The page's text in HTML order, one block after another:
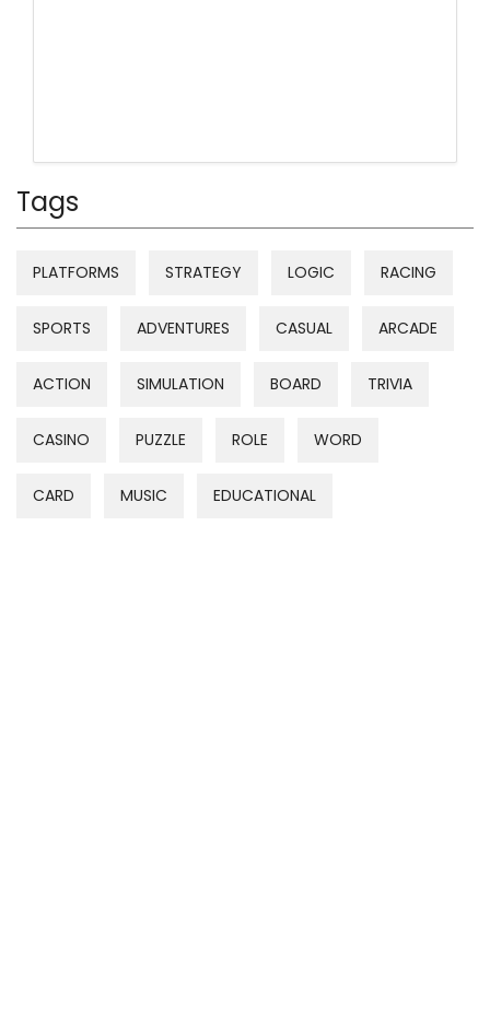
Tags
PLATFORMS STRATEGY LOGIC RACING
SPORTS ADVENTURES CASUAL ARCADE
ACTION SIMULATION BOARD TRIVIA
CASINO PUZZLE ROLE WORD
CARD MUSIC EDUCATIONAL